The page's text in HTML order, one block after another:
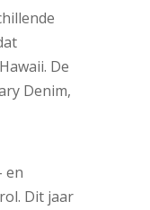
De
Denim,
en
Dit jaar